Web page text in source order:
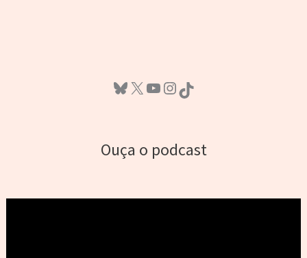
Bluesky X Youtube InstagramTikTok
Ouça o podcast